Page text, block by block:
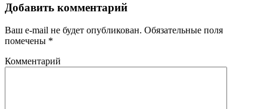
Добавить комментарий
Ваш e-mail не будет опубликован. Обязательные поля
помечены *
Комментарий